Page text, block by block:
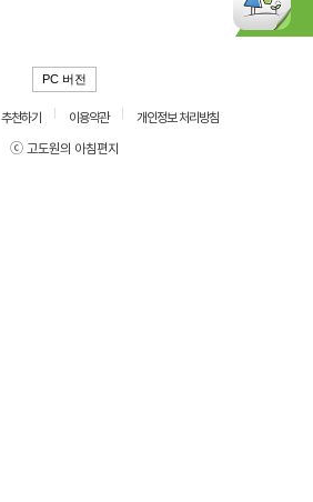
PC 버전
추천하기 이용약관
개인정보 처리방침
ⓒ 고도원의 아침편지